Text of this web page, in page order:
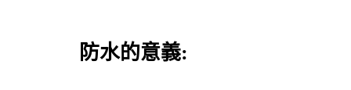
防水的意義: